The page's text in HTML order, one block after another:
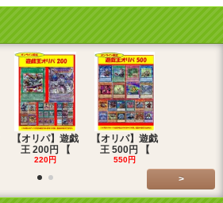
【オリパ】遊戯
王 200円 【
220円
【オリパ】遊戯
王 500円 【
550円
>